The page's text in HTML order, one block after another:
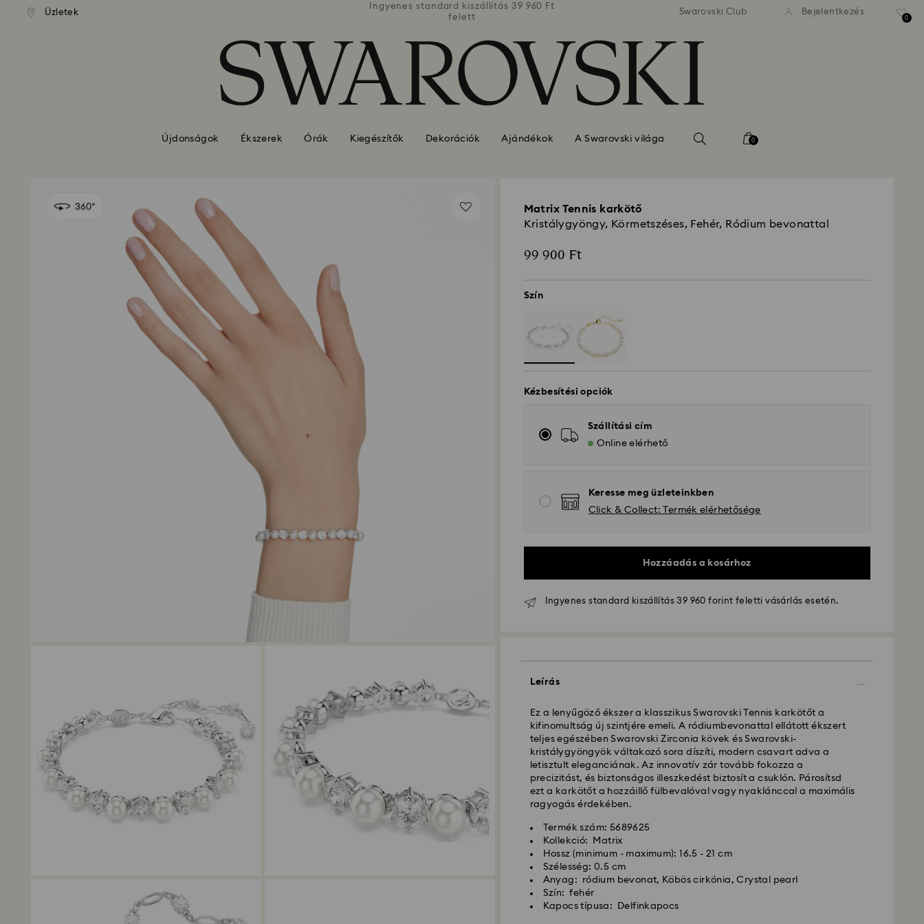
Hozzáférési-kulcs lista
Üzletek
kiszállítás 39 960 Ft
felett
Ingyenes standard kiszállítás 39 960 Ft
felett
Ingyenes standard kiszállítás 39 960 Ft
felett
Ingyenes standard kiszállítás
felett
Swarovski Club Bejelentkezés
0
Újdonságok Ékszerek Órák Kiegészítők Dekorációk Ajándékok A Swarovski világa 0
Matrix Tennis karkötő
Kristálygyöngy, Körmetszéses, Fehér, Ródium bevonattal
99 900 Ft
Szín
Kézbesítési opciók
Szállítási cím
Online elérhető
Keresse meg üzleteinkben
Click & Collect: Termék elérhetősége
Hozzáadás a kosárhoz
Ingyenes standard kiszállítás 39 960 forint feletti vásárlás esetén.
Leírás
Ez a lenyűgöző ékszer a klasszikus Swarovski Tennis karkötőt a
kifinomultság új szintjére emeli. A ródiumbevonattal ellátott ékszert
teljes egészében Swarovski Zirconia kövek és Swarovski-
kristálygyöngyök váltakozó sora díszíti, modern csavart adva a
letisztult eleganciának. Az innovatív zár tovább fokozza a
precizitást, és biztonságos illeszkedést biztosít a csuklón. Párosítsd
ezt a karkötőt a hozzáillő fülbevalóval vagy nyaklánccal a maximális
ragyogás érdekében.
Termék szám: 5689625
Kollekció: Matrix
Hossz (minimum - maximum): 16.5 - 21 cm
Szélesség: 0.5 cm
Anyag: ródium bevonat, Köbös cirkónia, Crystal pearl
Szín: fehér
Kapocs típusa: Delfinkapocs
Hagyományos szállítás - GLS
A hétfőtől péntekig 10:00 óráig leadott megrendeléseket még aznap
dolgozzuk fel majd szállítjuk ki.
Hagyományos kiszállítási: 3 munkanap a feldolgozás és a szállítás
után
Hagyományos kiszállítási költség: HUF 2'000
Ingyenes kiszállítás a rendelések felett: HUF 39 960
A hétfőtől péntekig, CET 14:30 óráig leadott megrendeléseket még
aznap feldolgozzuk és kiszállítjuk.
Expressz szállítási idő: 1 munkanap a feldolgozás és a szállítás után
Expressz szállítási költség: HUF 7'200